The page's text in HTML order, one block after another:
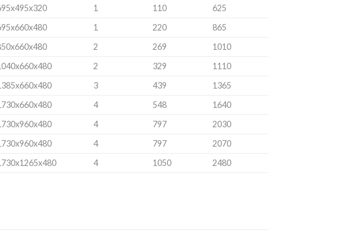
1 110
625
1 220
865
2 269
1010
2 329
1110
3 439
1365
4 548
1640
4 797
2030
4 797
2070
4 1050 2480